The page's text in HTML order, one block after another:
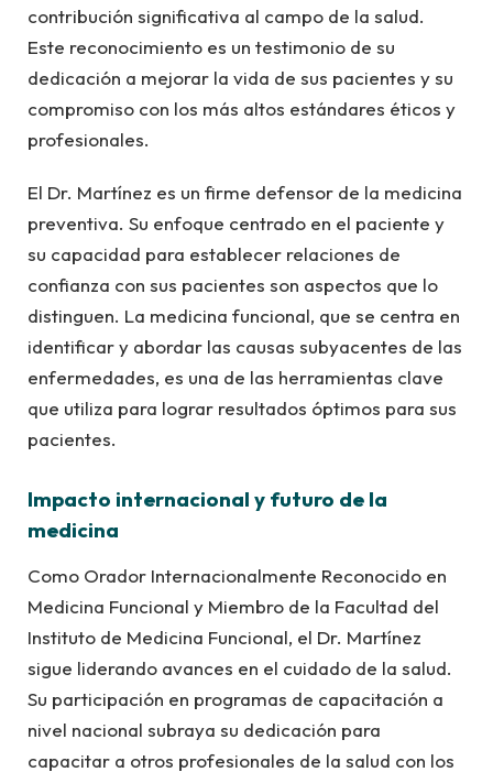
contribución significativa al campo de la salud.
Este reconocimiento es un testimonio de su
dedicación a mejorar la vida de sus pacientes y su
compromiso con los más altos estándares éticos y
profesionales.
El Dr. Martínez es un firme defensor de la medicina
preventiva. Su enfoque centrado en el paciente y
su capacidad para establecer relaciones de
confianza con sus pacientes son aspectos que lo
distinguen. La medicina funcional, que se centra en
identificar y abordar las causas subyacentes de las
enfermedades, es una de las herramientas clave
que utiliza para lograr resultados óptimos para sus
pacientes.
Impacto internacional y futuro de la
medicina
Como Orador Internacionalmente Reconocido en
Medicina Funcional y Miembro de la Facultad del
Instituto de Medicina Funcional, el Dr. Martínez
sigue liderando avances en el cuidado de la salud.
Su participación en programas de capacitación a
nivel nacional subraya su dedicación para
capacitar a otros profesionales de la salud con los